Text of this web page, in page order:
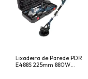
Lixadeira de Parede PDR
E488S 225mm 880W